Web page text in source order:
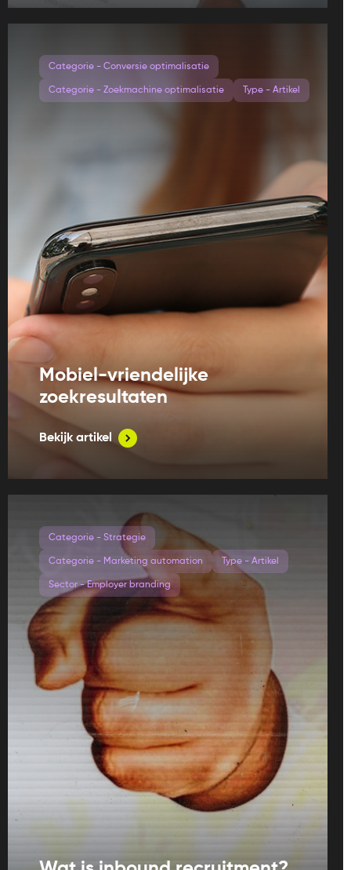
Categorie - Conversie optimalisatie
Categorie - Zoekmachine optimalisatie Type - Artikel
Mobiel-vriendelijke
zoekresultaten
Bekijk artikel
Categorie - Strategie
Categorie - Marketing automation Type - Artikel
Sector - Employer branding